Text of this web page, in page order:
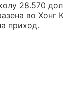
28.570
во
приход.